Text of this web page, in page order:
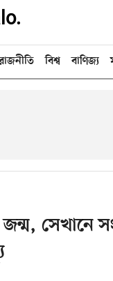
বিশ্ব বাণিজ্য
সেখানে